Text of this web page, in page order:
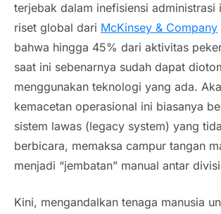
terjebak dalam inefisiensi administrasi
riset global dari McKinsey & Company
bahwa hingga 45% dari aktivitas
saat ini sebenarnya sudah dapat
menggunakan teknologi yang ada.
kemacetan operasional ini biasanya
sistem lawas (legacy system) yang
berbicara, memaksa campur tangan
menjadi “jembatan” manual antar
Kini, mengandalkan tenaga manusia